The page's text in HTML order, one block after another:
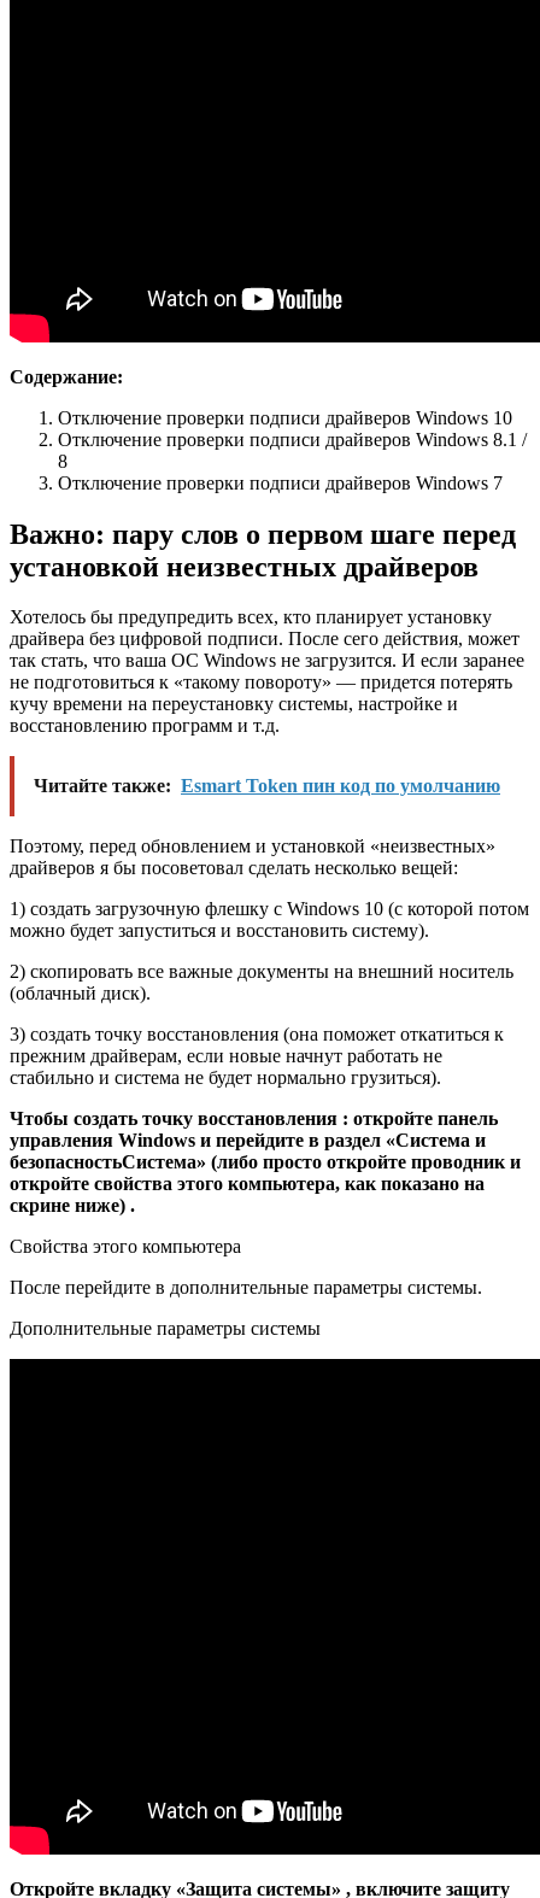
Содержание:
Отключение проверки подписи драйверов Windows 10
Отключение проверки подписи драйверов Windows 8.1 /
8
Отключение проверки подписи драйверов Windows 7
Важно: пару слов о первом шаге перед
установкой неизвестных драйверов
Хотелось бы предупредить всех, кто планирует установку
драйвера без цифровой подписи. После сего действия, может
так стать, что ваша ОС Windows не загрузится. И если заранее
не подготовиться к «такому повороту» — придется потерять
кучу времени на переустановку системы, настройке и
восстановлению программ и т.д.
Читайте также: Esmart Token пин код по умолчанию
Поэтому, перед обновлением и установкой «неизвестных»
драйверов я бы посоветовал сделать несколько вещей:
1) создать загрузочную флешку с Windows 10 (с которой потом
можно будет запуститься и восстановить систему).
2) скопировать все важные документы на внешний носитель
(облачный диск).
3) создать точку восстановления (она поможет откатиться к
прежним драйверам, если новые начнут работать не
стабильно и система не будет нормально грузиться).
Чтобы создать точку восстановления : откройте панель
управления Windows и перейдите в раздел «Система и
безопасностьСистема» (либо просто откройте проводник и
откройте свойства этого компьютера, как показано на
скрине ниже) .
Свойства этого компьютера
После перейдите в дополнительные параметры системы.
Дополнительные параметры системы
Откройте вкладку «Защита системы» , включите защиту